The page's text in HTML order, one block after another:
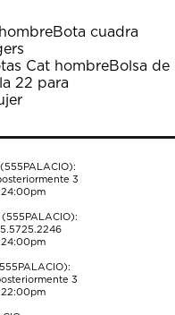
Bota cuadra
Cat hombreBolsa de
22 para
3
24:00pm
(555PALACIO):
24:00pm
3
22:00pm